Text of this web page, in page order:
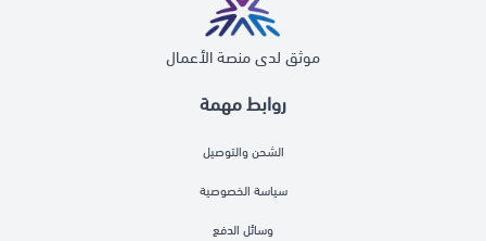
روابط مهمة
الشحن والتوصيل
سياسة الخصوصية
وسائل الدفع
موثق لدى منصة الأعمال